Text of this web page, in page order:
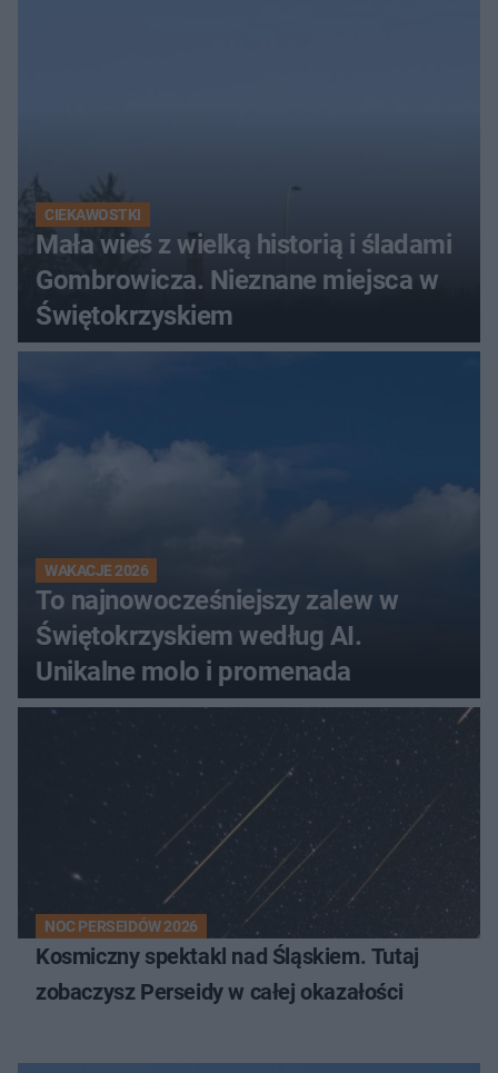
CIEKAWOSTKI
Mała wieś z wielką historią i śladami
Gombrowicza. Nieznane miejsca w
Świętokrzyskiem
WAKACJE 2026
To najnowocześniejszy zalew w
Świętokrzyskiem według AI.
Unikalne molo i promenada
NOC PERSEIDÓW 2026
Kosmiczny spektakl nad Śląskiem. Tutaj
zobaczysz Perseidy w całej okazałości